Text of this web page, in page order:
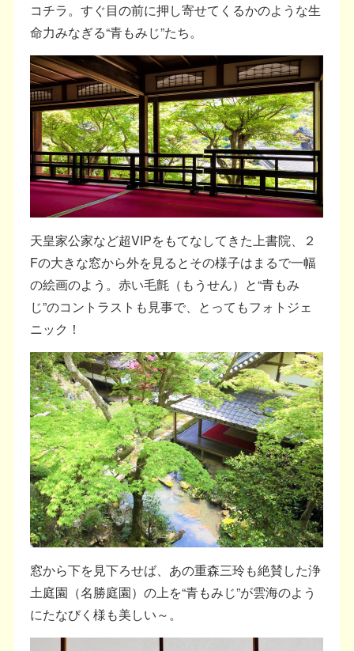
コチラ。すぐ目の前に押し寄せてくるかのような生
命力みなぎる“青もみじ”たち。
天皇家公家など超VIPをもてなしてきた上書院、２
Fの大きな窓から外を見るとその様子はまるで一幅
の絵画のよう。赤い毛氈（もうせん）と“青もみ
じ”のコントラストも見事で、とってもフォトジェ
ニック！
窓から下を見下ろせば、あの重森三玲も絶賛した浄
土庭園（名勝庭園）の上を“青もみじ”が雲海のよう
にたなびく様も美しい～。